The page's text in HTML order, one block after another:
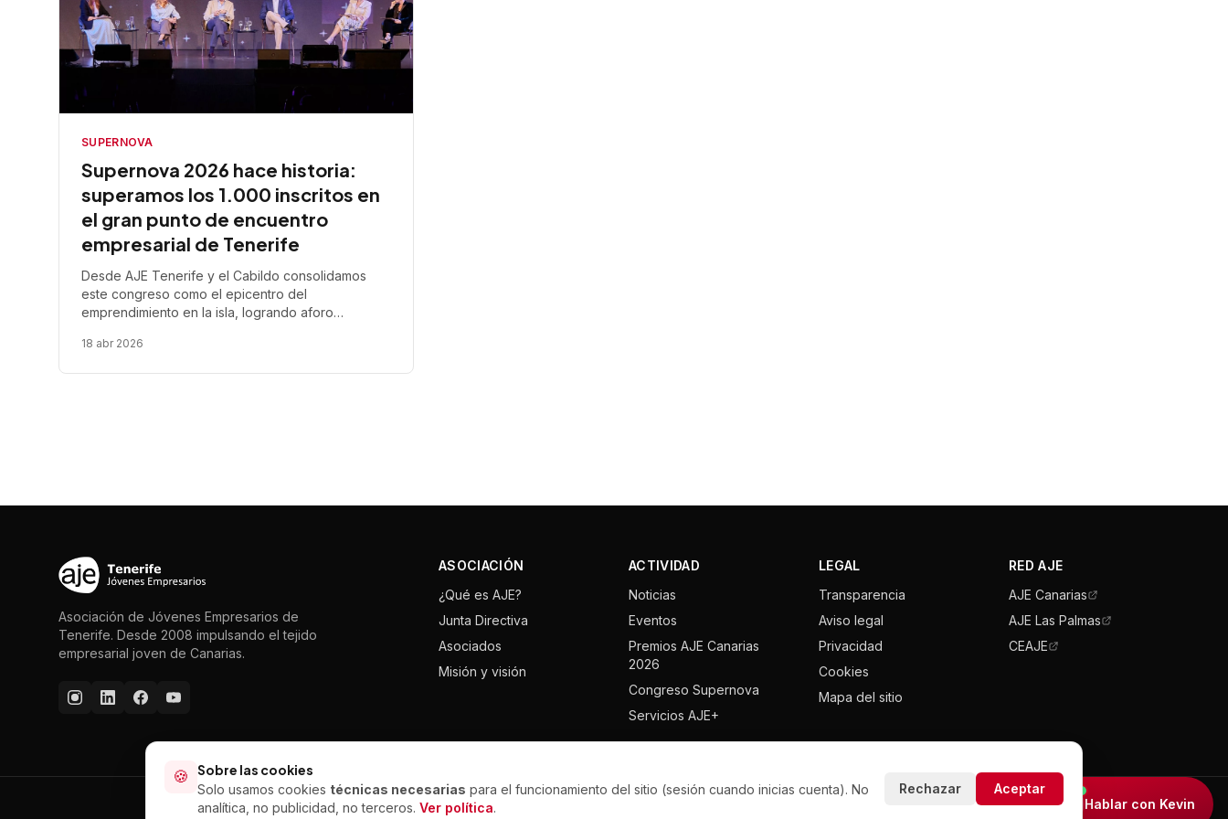
SUPERNOVA
Supernova 2026 hace historia:
superamos los 1.000 inscritos en
el gran punto de encuentro
empresarial de Tenerife
Desde AJE Tenerife y el Cabildo consolidamos
este congreso como el epicentro del
emprendimiento en la isla, logrando aforo
crecimiento de negocio, la digitalización y la
18 abr 2026
Asociación de Jóvenes Empresarios de
Tenerife. Desde 2008 impulsando el tejido
empresarial joven de Canarias.
ASOCIACIÓN
¿Qué es AJE?
Junta Directiva
Asociados
Misión y visión
ACTIVIDAD
Noticias
Eventos
Premios AJE Canarias
2026
Congreso Supernova
Servicios AJE+
LEGAL
Transparencia
Aviso legal
Privacidad
Cookies
Mapa del sitio
RED AJE
AJE Canarias
AJE Las Palmas
CEAJE
© AJE Tenerife — Todos los derechos reservados.
🍪 Sobre las cookies
Solo usamos cookies técnicas necesarias para el funcionamiento del sitio (sesión cuando inicias cuenta). No
analítica, no publicidad, no terceros. Ver política.
Rechazar
Aceptar
Hablar con Kevin